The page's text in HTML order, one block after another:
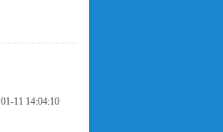
01-11 14:04:10